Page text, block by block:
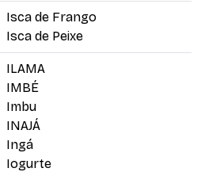
Isca de Frango
Isca de Peixe
ILAMA
IMBÉ
Imbu
INAJÁ
Ingá
Iogurte